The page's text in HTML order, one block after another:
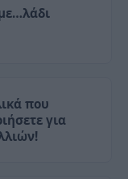
που
για